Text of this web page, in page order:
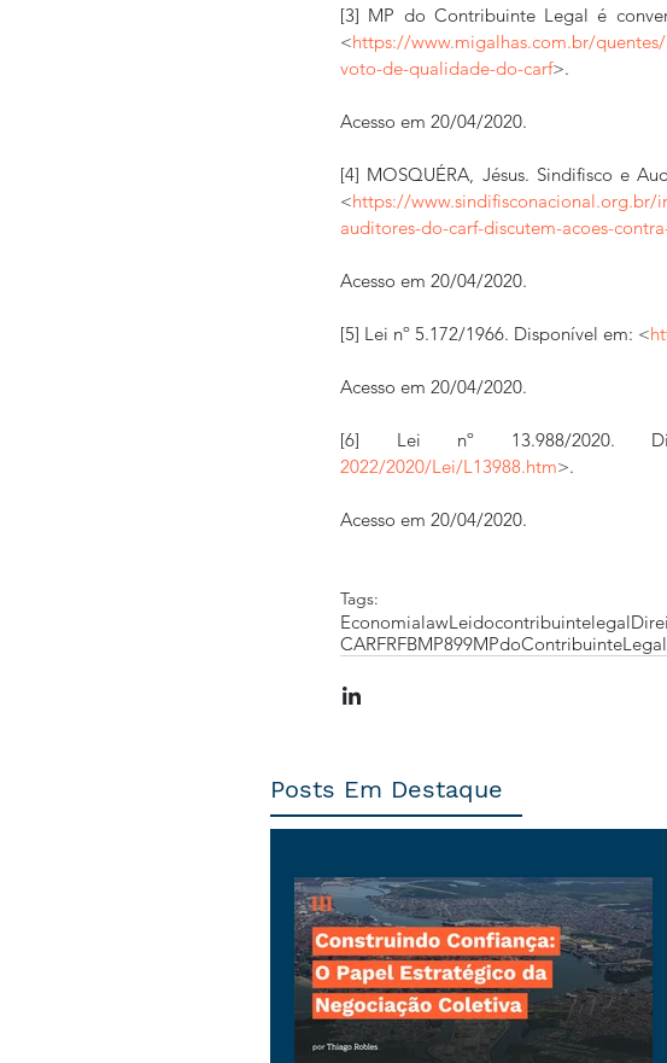
[3] MP do Contribuinte Legal é
<https://www.migalhas.com.br/
voto-de-qualidade-do-carf>.
Acesso em 20/04/2020.
[4] MOSQUÉRA, Jésus. Sindifisco e
<https://
auditores-do-carf-discutem-acoes-
Acesso em 20/04/2020.
[5] Lei nº 5.172/1966. Disponível em: <
Acesso em 20/04/2020.
[6] Lei nº 13.988/2020.
2022/2020/Lei/L13988.htm>.
Acesso em 20/04/2020.
Tags:
EconomialawLeidocontribuintelegal
CARFRFBMP899MPdoContribuinteLegal
Posts Em Destaque